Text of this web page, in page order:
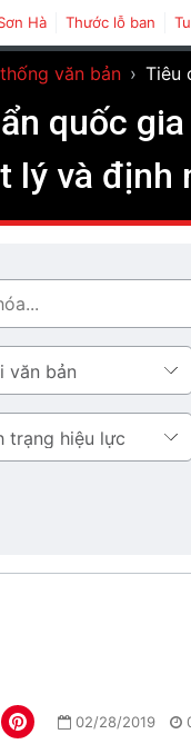
Hà Thước lỗ ban
văn bản › Tiêu
quốc
lý và định
02/28/2019